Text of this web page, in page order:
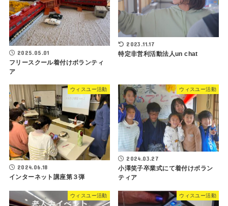
2025.05.01
フリースクール着付けボランティ
ア
2023.11.17
特定非営利活動法人un chat
ウィスユー活動
2024.06.18
インターネット講座第３弾
ウィスユー活動
2024.03.27
小澤笑子卒業式にて着付けボラン
ティア
ウィスユー活動 ウィスユー活動